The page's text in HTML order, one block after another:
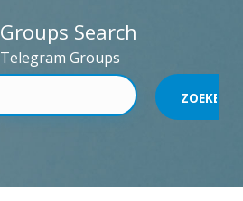
Groups Search
Telegram Groups